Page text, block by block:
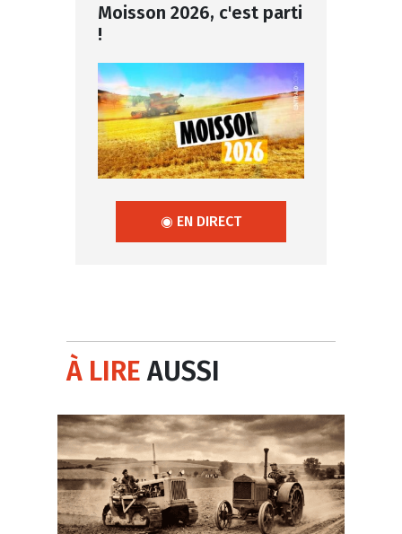
Moisson 2026, c'est parti
!
◉ EN DIRECT
À LIREAUSSI